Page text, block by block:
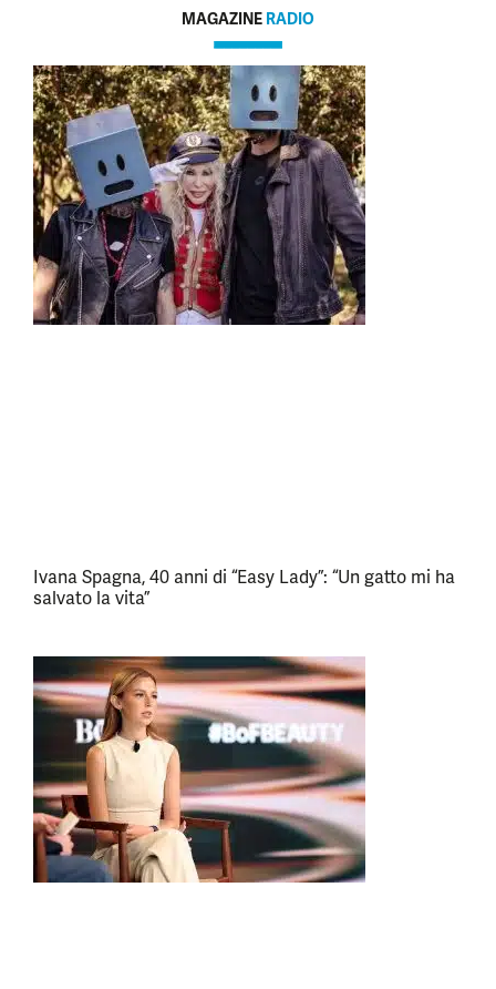
MAGAZINE RADIO
Ivana Spagna, 40 anni di “Easy Lady”: “Un gatto mi ha
salvato la vita”